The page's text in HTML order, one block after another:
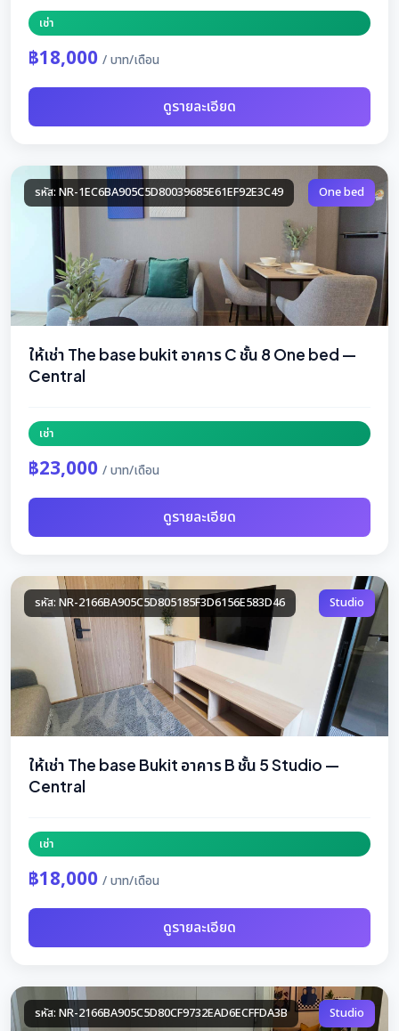
เช่า
฿18,000 / บาท/เดือน
ดูรายละเอียด
รหัส: NR-1EC6BA905C5D80039685E61EF92E3C49 One bed
ให้เช่า The base bukit อาคาร C ชั้น 8 One bed —
Central
เช่า
฿23,000 / บาท/เดือน
ดูรายละเอียด
รหัส: NR-2166BA905C5D805185F3D6156E583D46 Studio
ให้เช่า The base Bukit อาคาร B ชั้น 5 Studio —
Central
เช่า
฿18,000 / บาท/เดือน
ดูรายละเอียด
รหัส: NR-2166BA905C5D80CF9732EAD6ECFFDA3B Studio